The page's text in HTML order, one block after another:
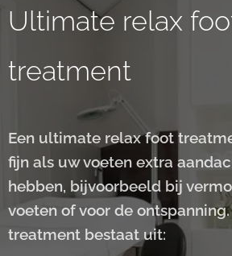
Ultimate relax
treatment
Een ultimate relax foot
fijn als uw voeten extra
hebben, bijvoorbeeld bij
voeten of voor de
treatment bestaat uit: